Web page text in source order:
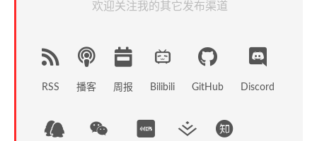
欢迎关注我的其它发布渠道
RSS 播客 周报 Bilibili GitHub Discord